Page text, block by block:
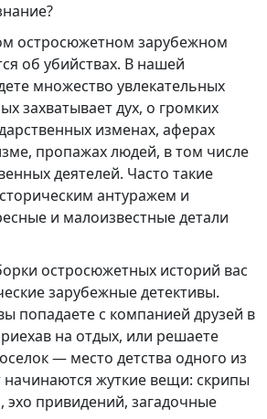
остросюжетном зарубежном
об убийствах. В нашей
множество увлекательных
захватывает дух, о громких
изменах, аферах
пропажах людей, в том числе
деятелей. Часто такие
антуражем и
и малоизвестные детали
остросюжетных историй вас
зарубежные детективы.
попадаете с компанией друзей в
на отдых, или решаете
— место детства одного из
начинаются жуткие вещи: скрипы
эхо привидений, загадочные